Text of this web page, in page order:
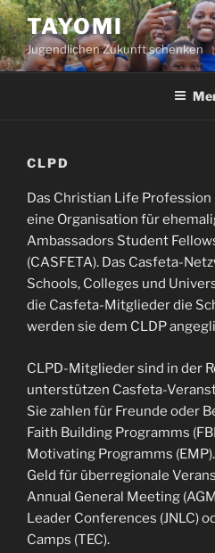
Zum
Inhalt
springen
TAYOMI
Jugendlichen Zukunft schenken
CLPD
Das Christian Life
eine Organisation für
Ambassadors Student
(CASFETA). Das Casfeta-
Schools, Colleges und
die Casfeta-Mitglieder die
werden sie dem CLDP
CLPD-Mitglieder sind in der
unterstützen Casfeta-
Sie zahlen für Freunde oder
Faith Building Programms
Motivating Programms
Geld für überregionale
Annual General Meeting
Leader Conferences (JNLC)
Camps (TEC).